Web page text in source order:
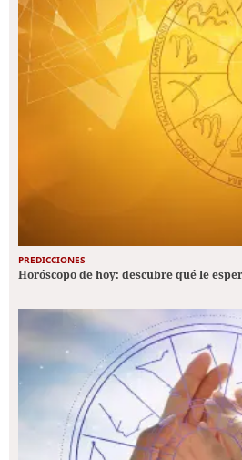
PREDICCIONES
Horóscopo de hoy: descubre qué le